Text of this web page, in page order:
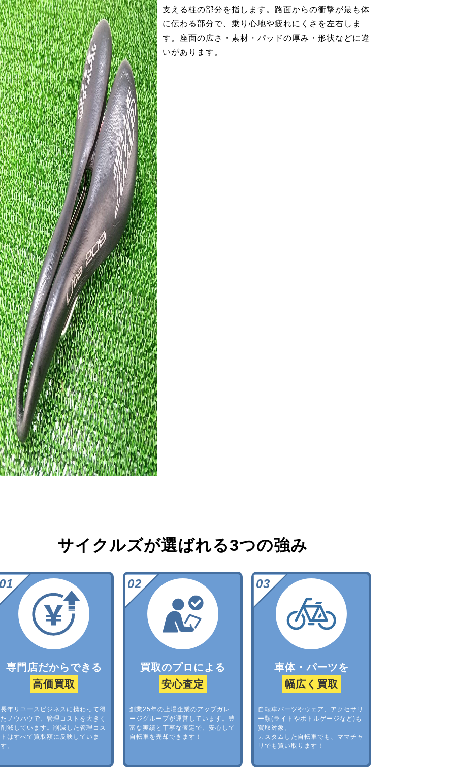
支える柱の部分を指します。路面からの衝撃が最も体
に伝わる部分で、乗り心地や疲れにくさを左右しま
す。座面の広さ・素材・パッドの厚み・形状などに違
いがあります。
サイクルズが選ばれる3つの強み
専門店だからできる
高価買取
長年リユースビジネスに携わって得
たノウハウで、管理コストを大きく
削減しています。削減した管理コス
トはすべて買取額に反映していま
す。
買取のプロによる
安心査定
創業25年の上場企業のアップガレ
ージグループが運営しています。豊
富な実績と丁寧な査定で、安心して
自転車を売却できます！
車体・パーツを
幅広く買取
自転車パーツやウェア、アクセサリ
ー類(ライトやボトルゲージなど)も
買取対象。
カスタムした自転車でも、ママチャ
リでも買い取ります！